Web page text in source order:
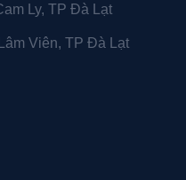
Ly, TP Đà Lạt
Viên, TP Đà Lạt